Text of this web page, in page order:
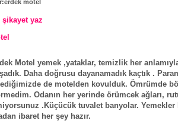
motel
yaz
Motel yemek ,yataklar, temizlik her
Daha doğrusu dayanamadık kaçtık .
de motelden kovulduk. Ömrümde
Odanın her yerinde örümcek ağları,
.Küçücük tuvalet banyolar. Yemekler
ibaret her şey hazır.